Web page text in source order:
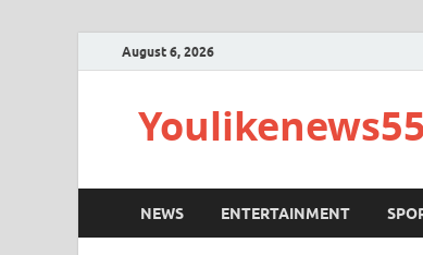
August 6, 2026
Youlikenews55
NEWS ENTERTAINMENT